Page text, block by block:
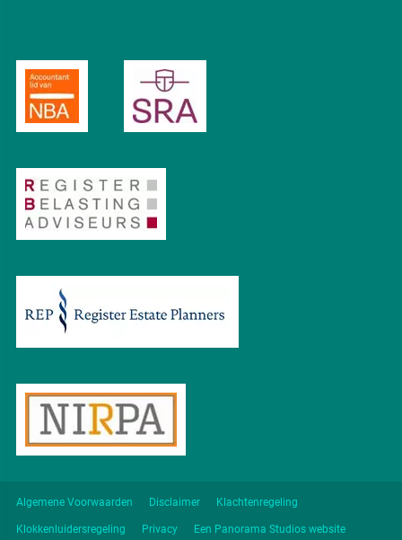
Algemene Voorwaarden Disclaimer Klachtenregeling
Klokkenluidersregeling Privacy Een Panorama Studios website